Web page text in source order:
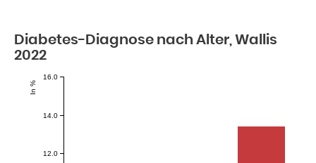
Diabetes-Diagnose nach Alter, Wallis
2022
In %
12.0
14.0
16.0